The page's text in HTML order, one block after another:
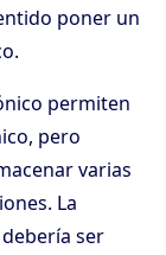
poner un
permiten
pero
varias
La
ser